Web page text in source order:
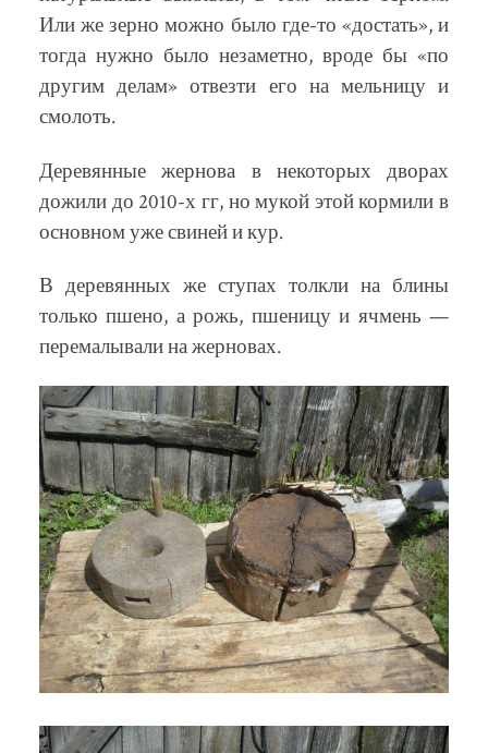
Или же зерно можно было где-то «достать», и
тогда нужно было незаметно, вроде бы «по
другим делам» отвезти его на мельницу и
смолоть.
Деревянные жернова в некоторых дворах
дожили до 2010-х гг, но мукой этой кормили в
основном уже свиней и кур.
В деревянных же ступах толкли на блины
только пшено, а рожь, пшеницу и ячмень —
перемалывали на жерновах.